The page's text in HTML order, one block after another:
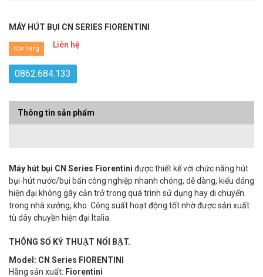
MÁY HÚT BỤI CN SERIES FIORENTINI
Liên hệ
Còn hàng
0862.684.133
Thông tin sản phẩm
Máy hút bụi CN Series Fiorentini được thiết kế với chức năng hút
bụi-hút nước/bụi bẩn công nghiệp nhanh chóng, dễ dàng, kiểu dáng
hiện đại không gây cản trở trong quá trình sử dụng hay di chuyển
trong nhà xưởng, kho. Công suất hoạt động tốt nhờ được sản xuất
tù dây chuyền hiện đại Italia.
THÔNG SỐ KỸ THUẬT NỔI BẬT.
Model: CN Series FIORENTINI
Hãng sản xuất: Fiorentini